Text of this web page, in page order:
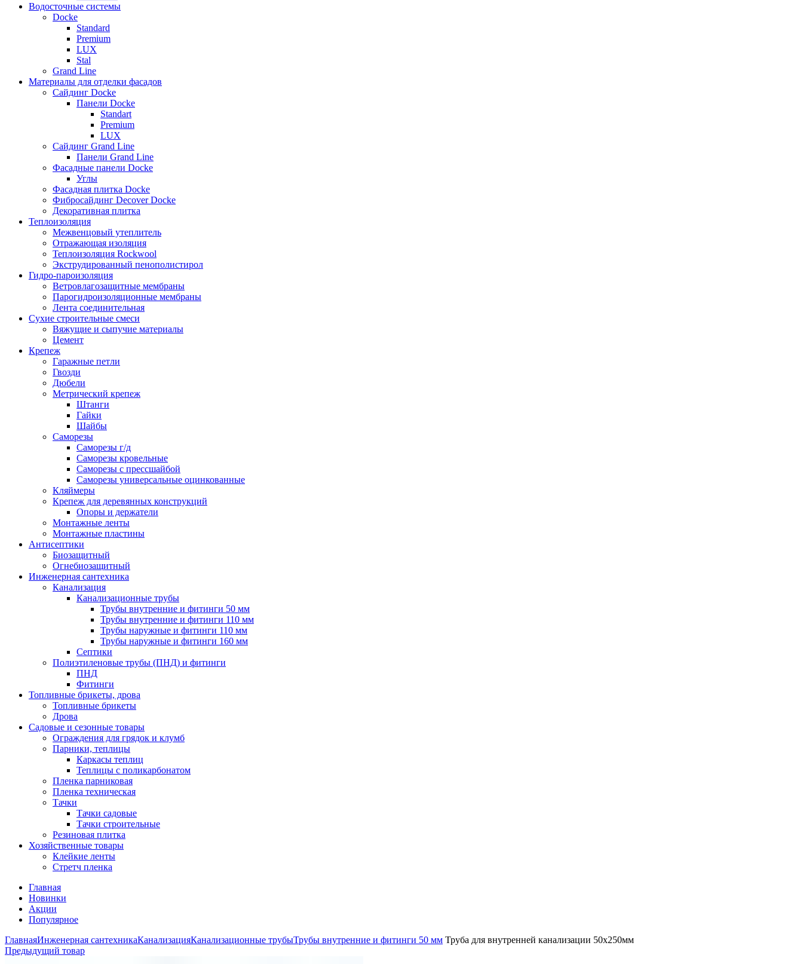
Водосточные системы
Docke
Standard
Premium
LUX
Stal
Grand Line
Материалы для отделки фасадов
Сайдинг Docke
Панели Docke
Standart
Premium
LUX
Сайдинг Grand Line
Панели Grand Line
Фасадные панели Docke
Углы
Фасадная плитка Docke
Фибросайдинг Decover Docke
Декоративная плитка
Теплоизоляция
Межвенцовый утеплитель
Отражающая изоляция
Теплоизоляция Rockwool
Экструдированный пенополистирол
Гидро-пароизоляция
Ветровлагозащитные мембраны
Парогидроизоляционные мембраны
Лента соединительная
Сухие строительные смеси
Вяжущие и сыпучие материалы
Цемент
Крепеж
Гаражные петли
Гвозди
Дюбели
Метрический крепеж
Штанги
Гайки
Шайбы
Саморезы
Саморезы г/д
Саморезы кровельные
Саморезы с прессшайбой
Саморезы универсальные оцинкованные
Кляймеры
Крепеж для деревянных конструкций
Опоры и держатели
Монтажные ленты
Монтажные пластины
Антисептики
Биозащитный
Огнебиозащитный
Инженерная сантехника
Канализация
Канализационные трубы
Трубы внутренние и фитинги 50 мм
Трубы внутренние и фитинги 110 мм
Трубы наружные и фитинги 110 мм
Трубы наружные и фитинги 160 мм
Септики
Полиэтиленовые трубы (ПНД) и фитинги
ПНД
Фитинги
Топливные брикеты, дрова
Топливные брикеты
Дрова
Садовые и сезонные товары
Ограждения для грядок и клумб
Парники, теплицы
Каркасы теплиц
Теплицы с поликарбонатом
Пленка парниковая
Пленка техническая
Тачки
Тачки садовые
Тачки строительные
Резиновая плитка
Хозяйственные товары
Клейкие ленты
Стретч пленка
Главная
Новинки
Акции
Популярное
ГлавнаяИнженерная сантехникаКанализацияКанализационные трубыТрубы внутренние и фитинги 50 мм Труба для внутренней канализации 50х250мм
Предыдущий товар